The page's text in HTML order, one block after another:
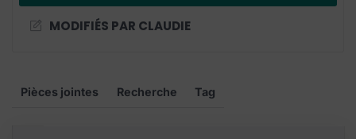
MODIFIÉS PAR CLAUDIE
Pièces jointes Recherche Tag